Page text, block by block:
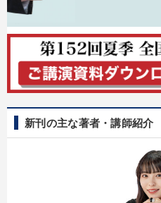
新刊の主な著者・講師紹介